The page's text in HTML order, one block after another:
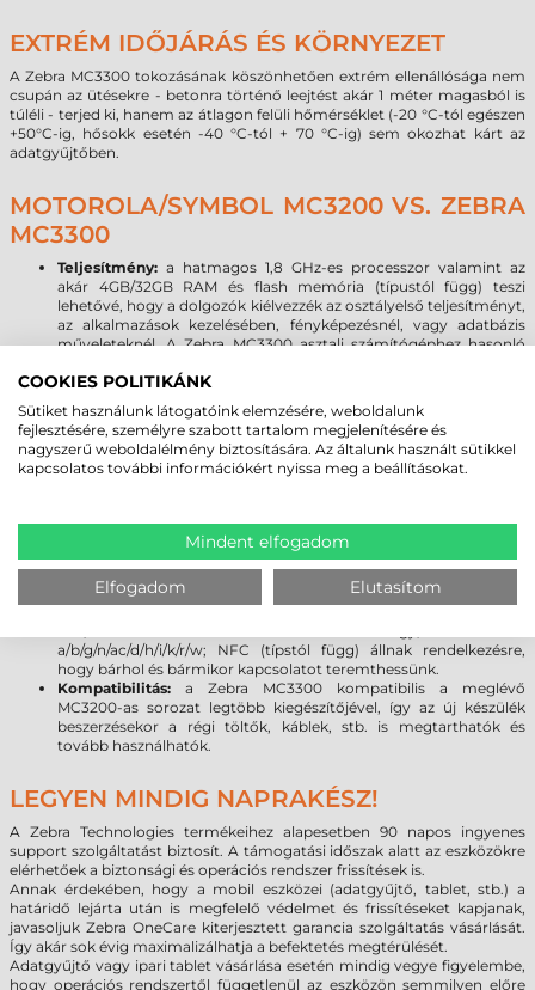
EXTRÉM IDŐJÁRÁS ÉS KÖRNYEZET
A Zebra MC3300 tokozásának köszönhetően extrém ellenállósága nem
csupán az ütésekre - betonra történő leejtést akár 1 méter magasból is
túléli - terjed ki, hanem az átlagon felüli hőmérséklet (-20 °C-tól egészen
+50°C-ig, hősokk esetén -40 °C-tól + 70 °C-ig) sem okozhat kárt az
adatgyűjtőben.
MOTOROLA/SYMBOL MC3200 VS. ZEBRA
MC3300
Teljesítmény: a hatmagos 1,8 GHz-es processzor valamint az
akár 4GB/32GB RAM és flash memória (típustól függ) teszi
lehetővé, hogy a dolgozók kiélvezzék az osztályelső teljesítményt,
az alkalmazások kezelésében, fényképezésnél, vagy adatbázis
műveleteknél. A Zebra MC3300 asztali számítógéphez hasonló
alkalmazások esetén is.
Operációs rendszer:
2020-ban megszűnik a Microsoft Windows
mobil operációs rendszerek támogatása, így az új OS forradalmi
hullám már a 24 órába lépett. A Zebra MC3300 terminálon a
legújabb Android 7.0 rendszer lehetővé teszi, hogy a programok
kihasználják a legújabb fejlesztéseket, beleértve a fokozott
a Gorilla Glass kijelző növeli a szkenner tartósságát,
továbbá meggátolja a karcolások kialakulását. A sérülésekre
gyakorlatilag érzéketlen üveg törés vagy karcolódás nélkül
ellenáll a leggyakoribb leejtéseknek.
a/b/g/n/ac/d/h/i/k/r/w; NFC (típstól függ) állnak rendelkezésre,
hogy bárhol és bármikor kapcsolatot teremthessünk.
Kompatibilitás: a Zebra MC3300 kompatibilis a meglévő
MC3200-as sorozat legtöbb kiegészítőjével, így az új készülék
beszerzésekor a régi töltők, káblek, stb. is megtarthatók és
tovább használhatók.
LEGYEN MINDIG NAPRAKÉSZ!
A Zebra Technologies termékeihez alapesetben 90 napos ingyenes
support szolgáltatást biztosít. A támogatási időszak alatt az eszközökre
elérhetőek a biztonsági és operációs rendszer frissítések is.
Annak érdekében, hogy a mobil eszközei (adatgyűjtő, tablet, stb.) a
határidő lejárta után is megfelelő védelmet és frissítéseket kapjanak,
javasoljuk Zebra OneCare kiterjesztett garancia szolgáltatás vásárlását.
Így akár sok évig maximalizálhatja a befektetés megtérülését.
Adatgyűjtő vagy ipari tablet vásárlása esetén mindig vegye figyelembe,
hogy operációs rendszertől függetlenül az eszközön semmilyen előre
COOKIES POLITIKÁNK
Sütiket használunk látogatóink elemzésére, weboldalunk
fejlesztésére, személyre szabott tartalom megjelenítésére és
nagyszerű weboldalélmény biztosítására. Az általunk használt sütikkel
kapcsolatos további információkért nyissa meg a beállításokat.
Mindent elfogadom
Elfogadom Elutasítom